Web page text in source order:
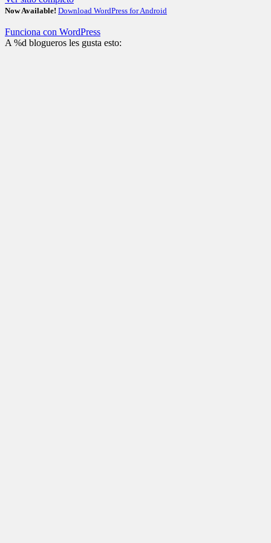
Now Available! Download WordPress for Android
Funciona con WordPress
A%d blogueros les gusta esto: